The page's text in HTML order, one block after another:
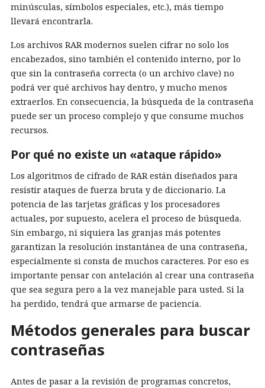
minúsculas, símbolos especiales, etc.), más tiempo
llevará encontrarla.
Los archivos RAR modernos suelen cifrar no solo los
encabezados, sino también el contenido interno, por lo
que sin la contraseña correcta (o un archivo clave) no
podrá ver qué archivos hay dentro, y mucho menos
extraerlos. En consecuencia, la búsqueda de la contraseña
puede ser un proceso complejo y que consume muchos
recursos.
Por qué no existe un «ataque rápido»
Los algoritmos de cifrado de RAR están diseñados para
resistir ataques de fuerza bruta y de diccionario. La
potencia de las tarjetas gráficas y los procesadores
actuales, por supuesto, acelera el proceso de búsqueda.
Sin embargo, ni siquiera las granjas más potentes
garantizan la resolución instantánea de una contraseña,
especialmente si consta de muchos caracteres. Por eso es
importante pensar con antelación al crear una contraseña
que sea segura pero a la vez manejable para usted. Si la
ha perdido, tendrá que armarse de paciencia.
Métodos generales para buscar
contraseñas
Antes de pasar a la revisión de programas concretos,